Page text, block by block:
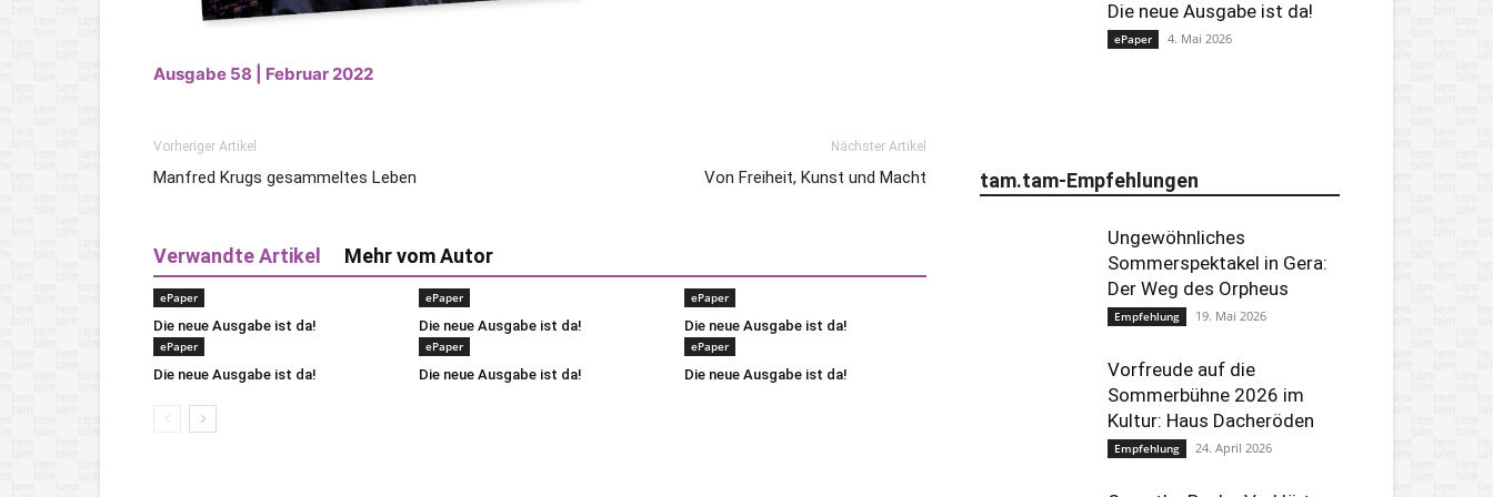
Ausgabe 58 | Februar 2022
Vorheriger Artikel
Manfred Krugs gesammeltes Leben
Nächster Artikel
Von Freiheit, Kunst und Macht
Verwandte Artikel Mehr vom Autor
ePaper
Die neue Ausgabe ist da!
ePaper
Die neue Ausgabe ist da!
ePaper
Die neue Ausgabe ist da!
ePaper
Die neue Ausgabe ist da!
ePaper
Die neue Ausgabe ist da!
ePaper
Die neue Ausgabe ist da!
Die neue Ausgabe ist da!
ePaper 4. Mai 2026
tam.tam-Empfehlungen
Ungewöhnliches
Sommerspektakel in Gera:
Der Weg des Orpheus
Empfehlung 19. Mai 2026
Vorfreude auf die
Sommerbühne 2026 im
Kultur: Haus Dacheröden
Empfehlung 24. April 2026